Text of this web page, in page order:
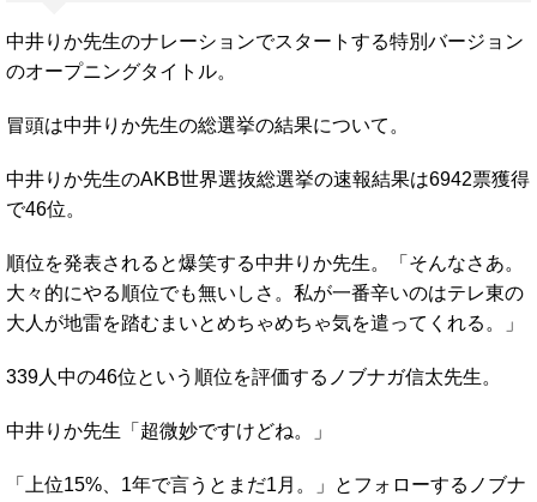
中井りか先生のナレーションでスタートする特別バージョン
のオープニングタイトル。
冒頭は中井りか先生の総選挙の結果について。
中井りか先生のAKB世界選抜総選挙の速報結果は6942票獲得
で46位。
順位を発表されると爆笑する中井りか先生。「そんなさあ。
大々的にやる順位でも無いしさ。私が一番辛いのはテレ東の
大人が地雷を踏むまいとめちゃめちゃ気を遣ってくれる。」
339人中の46位という順位を評価するノブナガ信太先生。
中井りか先生「超微妙ですけどね。」
「上位15%、1年で言うとまだ1月。」とフォローするノブナ